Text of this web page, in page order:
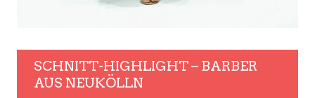
SCHNITT-HIGHLIGHT – BARBER
AUS NEUKÖLLN